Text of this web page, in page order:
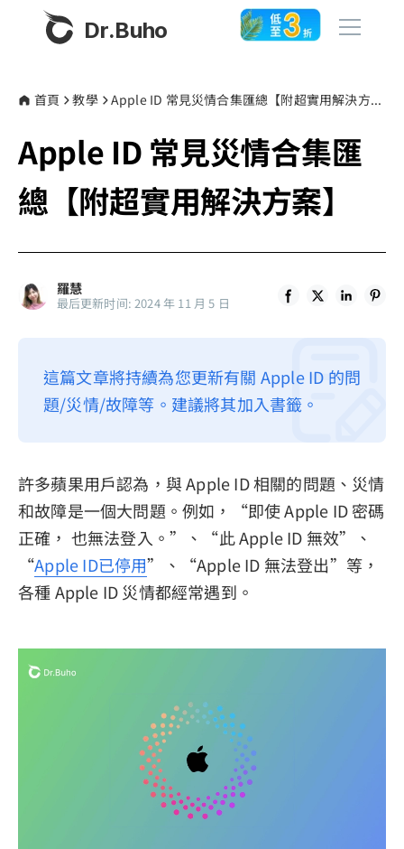
Dr.Buho
產品
BuhoCleaner
BuhoUnlocker
BuhoRepair
BuhoNTFS
商店
關於我們
聯絡我們
退款政策
首頁 教學 Apple ID 常見災情合集匯總【附超實用解決方案】
Apple ID 常見災情合集匯
總【附超實用解決方案】
羅慧
最后更新时间: 2024 年 11 月 5 日
這篇文章將持續為您更新有關 Apple ID 的問
題/災情/故障等。建議將其加入書籤。
許多蘋果用戶認為，與 Apple ID 相關的問題、災情
和故障是一個大問題。例如，“即使 Apple ID 密碼
正確， 也無法登入。”、“此 Apple ID 無效”、
“Apple ID已停用”、“Apple ID 無法登出”等，
各種 Apple ID 災情都經常遇到。